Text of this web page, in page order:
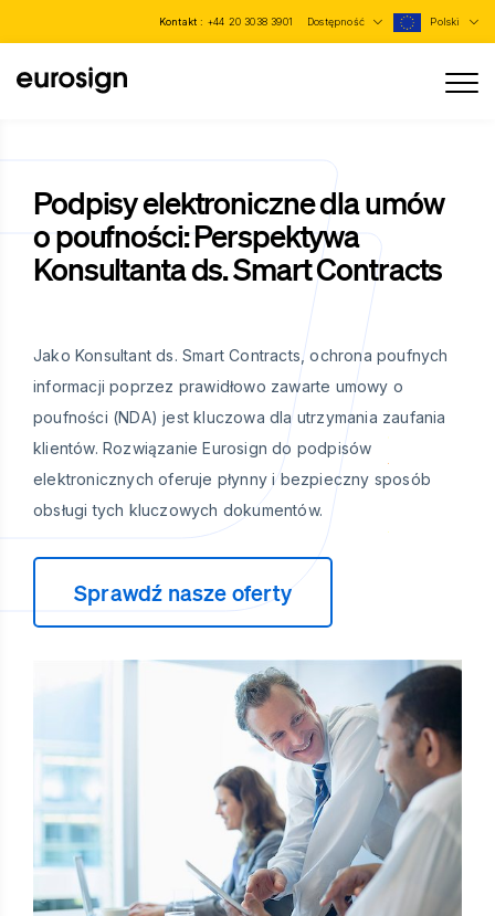
Kontakt : +44 20 3038 3901 Dostępność Polski
Podpisy elektroniczne dla umów
o poufności: Perspektywa
Konsultanta ds. Smart Contracts
Jako Konsultant ds. Smart Contracts, ochrona poufnych
informacji poprzez prawidłowo zawarte umowy o
poufności (NDA) jest kluczowa dla utrzymania zaufania
klientów. Rozwiązanie Eurosign do podpisów
elektronicznych oferuje płynny i bezpieczny sposób
obsługi tych kluczowych dokumentów.
Sprawdź nasze oferty